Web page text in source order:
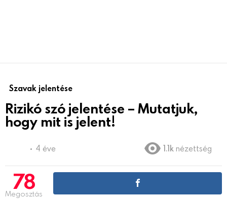
Szavak jelentése
Rizikó szó jelentése – Mutatjuk,
hogy mit is jelent!
4 éve 1.1k nézettség
78
Megosztás